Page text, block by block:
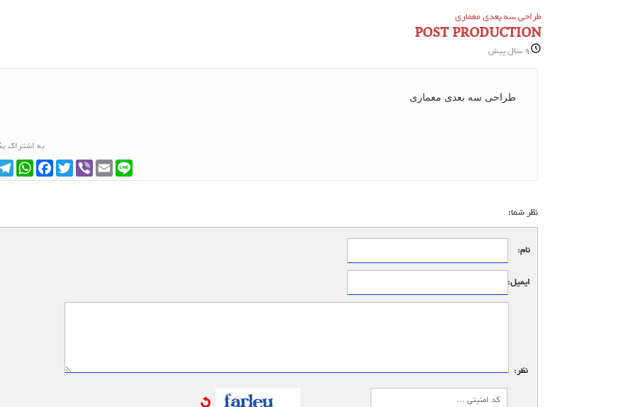
طراحی سه بعدی معماری
POST PRODUCTION
9 سال پیش
طراحی سه بعدی معماری
به اشتراک
FacebookTwitterViberEmail Line
نظر شما:
نام:
ایمیل:
نظر: